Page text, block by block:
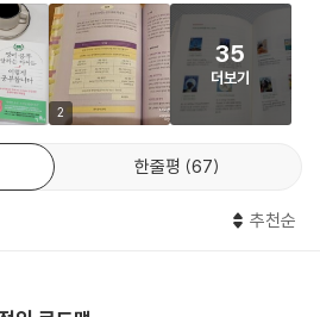
이는 엄선된 문장
높이는 엄선된 문장
로 아이의 영어 학습을 진행하는 분들이
도 당연히 필요합니다. 제 아이도 꾸준히
험을 보는 우리 아이들은 영어 교재 학습
을 위해 만들어진 도구로, 학습 태도가 잡
비범한 결실을 만들 수 있습니다. 학습 태도
습관은 공부 시간표나 공부 목록표로 잡을
고 공부 습관이 길러졌다고 해도 독서 습
부하는 5단계 학습 커리큘럼
지는 자기주도학습 로드맵
아주자’는 목표로, 스카이쌤은 영어를 티칭
다. 직접 영어를 가르치기보다 한발 물러
카이쌤이 처음 한 것은 아이 스스로 공부하
북돋아주고, 아이 흥미와 실력에 따라 시중
가 학습을 마치면 잘 이해했는지 점검해주
도 명확한 본질이라는 것을 알 수 있었습니
서 다수의 아이들을 만나고, 직접 본인의 아
스카이쌤의 저서 『영어 공부 잘하는 아이
표 영어 및 자녀교육을 해나감에 있어 학습
를 잃지 않고, 학습과 관계, 아이의 주체성
수 있는 길을 제시해줄 것입니다.
영어 교육서와는 다른 세 가지 장점이 있
2
35
더보기
한줄평 67
추천순